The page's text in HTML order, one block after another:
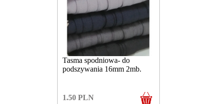
Tasma spodniowa- do
podszywania 16mm 2mb.
1.50 PLN